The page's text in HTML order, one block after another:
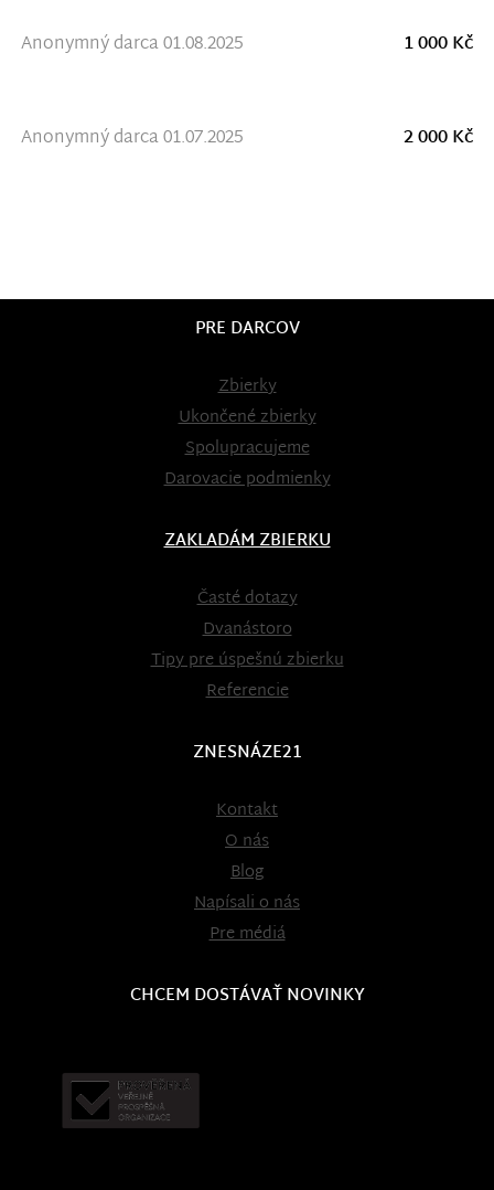
Anonymný darca 01.08.2025 1 000 Kč
Anonymný darca 01.07.2025 2 000 Kč
PRE DARCOV
Zbierky
Ukončené zbierky
Spolupracujeme
Darovacie podmienky
ZAKLADÁM ZBIERKU
Časté dotazy
Dvanástoro
Tipy pre úspešnú zbierku
Referencie
ZNESNÁZE21
Kontakt
O nás
Blog
Napísali o nás
Pre médiá
CHCEM DOSTÁVAŤ NOVINKY